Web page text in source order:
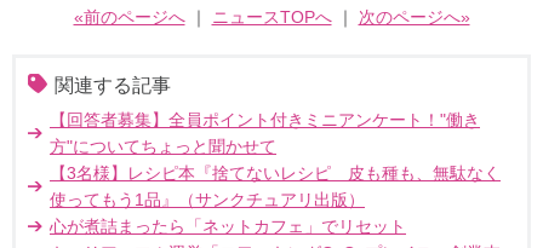
«前のページへ｜ ニュースTOPへ｜ 次のページへ»
関連する記事
【回答者募集】全員ポイント付きミニアンケート！"働き
方"についてちょっと聞かせて
【3名様】レシピ本『捨てないレシピ 皮も種も、無駄なく
使ってもう1品』（サンクチュアリ出版）
心が煮詰まったら「ネットカフェ」でリセット